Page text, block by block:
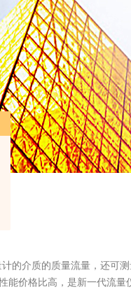
的介质的质量流量，还可
能价格比高，是新一代流量